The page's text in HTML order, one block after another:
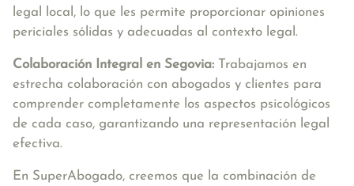
legal local, lo que les permite proporcionar opiniones
periciales sólidas y adecuadas al contexto legal.
Colaboración Integral en Segovia: Trabajamos en
estrecha colaboración con abogados y clientes para
comprender completamente los aspectos psicológicos
de cada caso, garantizando una representación legal
efectiva.
En SuperAbogado, creemos que la combinación de